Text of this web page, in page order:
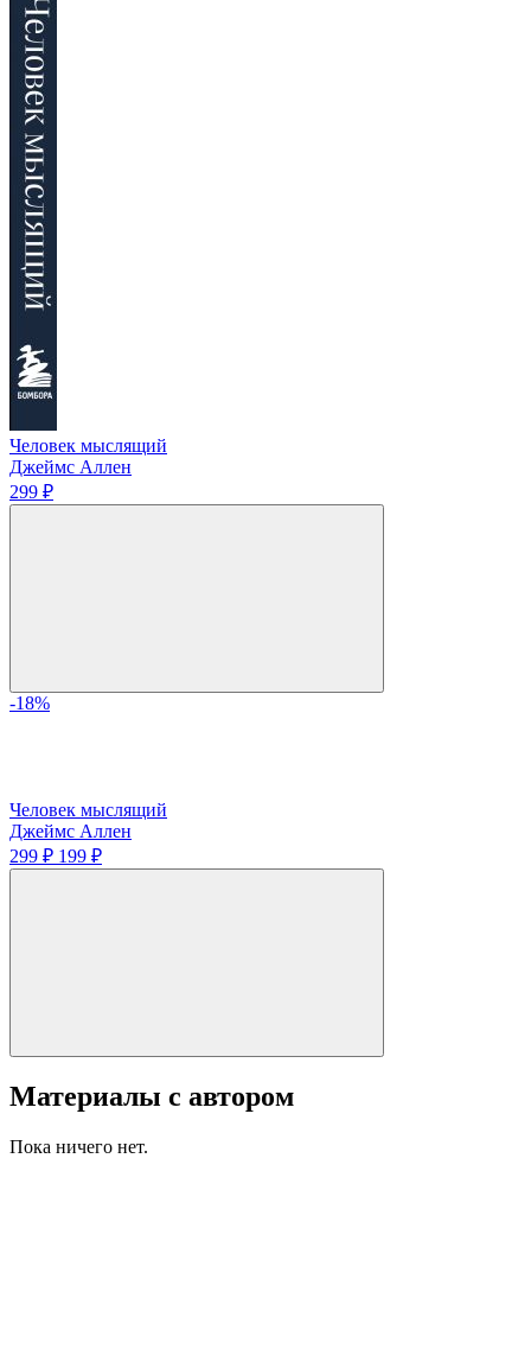
Человек мыслящий
Джеймс Аллен
299 ₽
-18%
Человек мыслящий
Джеймс Аллен
299 ₽ 199 ₽
Материалы с автором
Пока ничего нет.